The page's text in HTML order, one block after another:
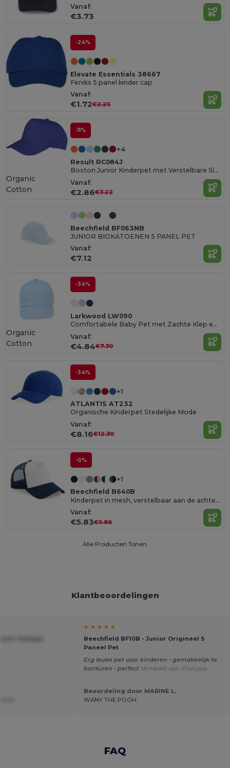
Vanaf:
€3.73
-24%
Elevate Essentials 38667
Feniks 5 panel kinder cap
Vanaf:
€1.72€2.25
-11%
+4
Result RC084J
Boston Junior Kinderpet met Verstelbare Sluiting
Vanaf:
€2.86€3.22
Organic
Cotton
Beechfield BF063NB
JUNIOR BIOKATOENEN 5 PANEL PET
Vanaf:
€7.12
-34%
Larkwood LW090
Comfortabele Baby Pet met Zachte Klep en Elastische Achterkant
Vanaf:
€4.84€7.30
Organic
Cotton
-34%
+1
ATLANTIS AT232
Organische Kinderpet Stedelijke Mode
Vanaf:
€8.16€12.30
-0%
+1
Beechfield B640B
Kinderpet in mesh, verstelbaar aan de achterkant.
Vanaf:
€5.83€5.86
Alle Producten Tonen.
Klantbeoordelingen
★ ★ ★ ★ ★
Beechfield BF10B - Junior Origineel 5
Paneel Pet
Erg leuke pet voor kinderen - gemakkelijk te
borduren - perfect Vertaald van Français
Beoordeling door MARINE L.
WANY THE POOH
FAQ